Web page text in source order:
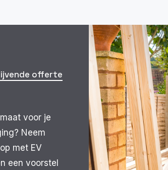
offerte
voor je
Neem
met EV
een voorstel